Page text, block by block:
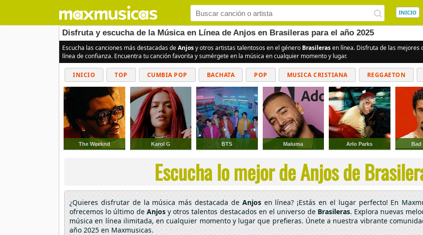
INICIO
Disfruta y escucha de la Música en Línea de Anjos en Brasileras para el año 2025
Escucha las canciones más destacadas deAnjosy otros artistas talentosos en el género Brasilerasen línea. Disfruta de las mejores
línea de confianza. Encuentra tu canción favorita y sumérgete en la música en cualquier momento y lugar.
INICIO TOP CUMBIA POP BACHATA POP MUSICA CRISTIANA REGGAETON
CUMBIAS
The Weeknd Karol G BTS Maluma Arlo Parks Bad
Escucha lo mejor de Anjos de
¿Quieres disfrutar de la música más destacada de Anjosen línea? ¡Estás en el lugar perfecto! En
ofrecemos lo último de Anjosy otros talentos destacados en el universo de Brasileras. Explora nuevas
música en línea ilimitada, en cualquier momento y lugar que prefieras. Únete a nuestra vibrante
año 2025 en Maxmusicas.